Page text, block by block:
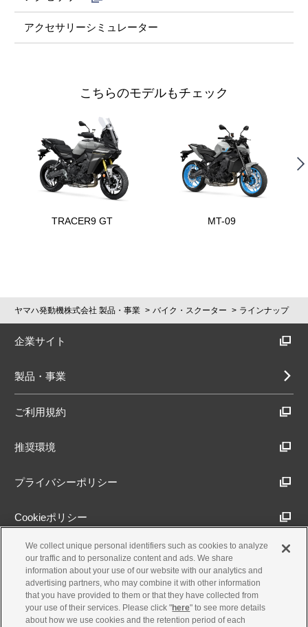
アクセサリーシミュレーター
こちらのモデルもチェック
TRACER9 GT MT-09
ヤマハ発動機株式会社 製品・事業 バイク・スクーター ラインナップ
企業サイト
製品・事業
ご利用規約
推奨環境
プライバシーポリシー
Cookieポリシー
アクセシビリティ方針
古物営業法に基づく表示
We collect unique personal identifiers such as cookies to analyze
our traffic and to personalize content and ads. We share
information about your use of our website with our analytics and
advertising partners, who may combine it with other information
that you have provided to them or that they have collected from
your use of their services. Please click "here" to see more details
about how we use cookies and the retention period of each